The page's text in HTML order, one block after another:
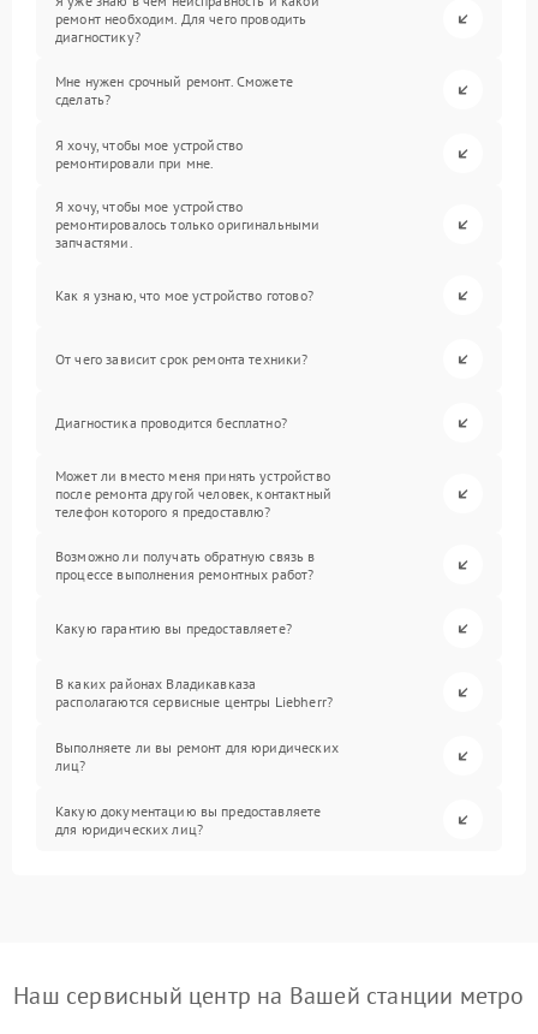
ремонт необходим. Для чего проводить
диагностику?
Мне нужен срочный ремонт. Сможете
сделать?
Я хочу, чтобы мое устройство
ремонтировали при мне.
Я хочу, чтобы мое устройство
ремонтировалось только оригинальными
запчастями.
Как я узнаю, что мое устройство готово?
От чего зависит срок ремонта техники?
Диагностика проводится бесплатно?
Может ли вместо меня принять устройство
после ремонта другой человек, контактный
телефон которого я предоставлю?
Возможно ли получать обратную связь в
процессе выполнения ремонтных работ?
Какую гарантию вы предоставляете?
В каких районах Владикавказа
располагаются сервисные центры Liebherr?
Выполняете ли вы ремонт для юридических
лиц?
Какую документацию вы предоставляете
для юридических лиц?
Наш сервисный центр на Вашей станции метро